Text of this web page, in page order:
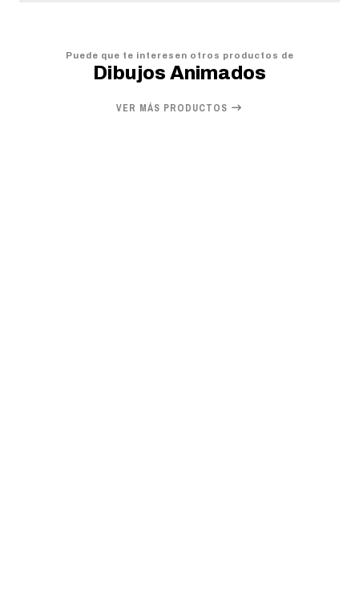
Puede que te interesen otros productos de
Dibujos Animados
VER MÁS PRODUCTOS